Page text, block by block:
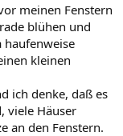
meinen Fenstern
blühen und
haufenweise
kleinen
ich denke, daß es
viele Häuser
an den Fenstern.